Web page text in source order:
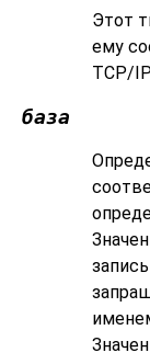
Этот
ему
TCP/
база